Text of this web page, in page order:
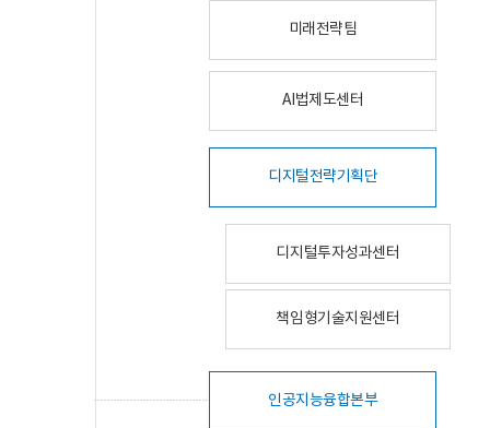
미래전략팀
AI법제도센터
디지털전략기획단
디지털투자성과센터
책임형기술지원센터
인공지능융합본부